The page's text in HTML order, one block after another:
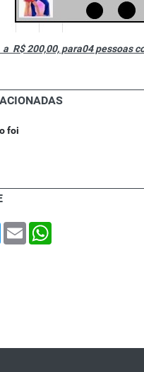
200,00, para04 pessoas
foi
TwitterEmail